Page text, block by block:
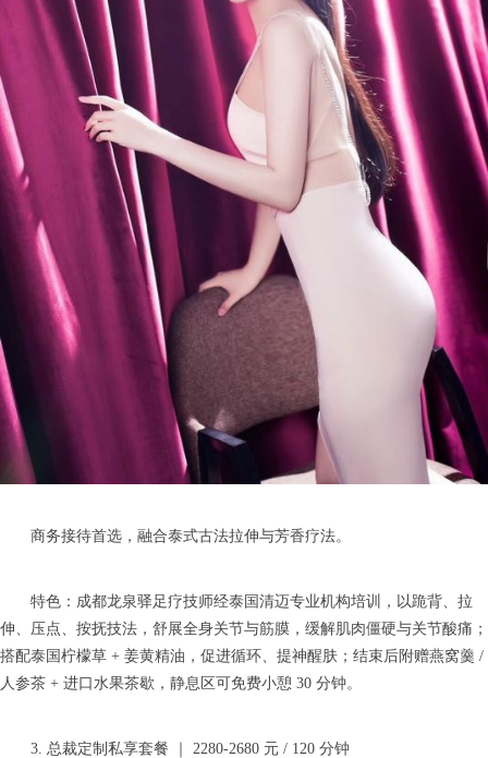
商务接待首选，融合泰式古法拉伸与芳香疗法。
特色：成都龙泉驿足疗技师经泰国清迈专业机构培训，以跪背、拉
伸、压点、按抚技法，舒展全身关节与筋膜，缓解肌肉僵硬与关节酸痛；
搭配泰国柠檬草 + 姜黄精油，促进循环、提神醒肤；结束后附赠燕窝羹 /
人参茶 + 进口水果茶歇，静息区可免费小憩 30 分钟。
3. 总裁定制私享套餐 ｜ 2280-2680 元 / 120 分钟